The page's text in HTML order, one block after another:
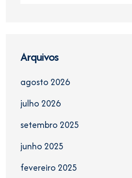
Arquivos
agosto 2026
julho 2026
setembro 2025
junho 2025
fevereiro 2025